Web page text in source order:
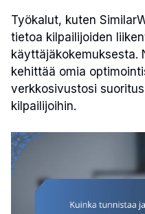
Työkalut, kuten
tietoa kilpailijoiden
käyttäjäkokemuksesta.
kehittää omia
verkkosivustosi
kilpailijoihin.